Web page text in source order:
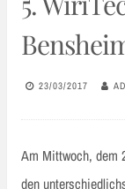
23/03/2017
Am Mittwoch, dem
den